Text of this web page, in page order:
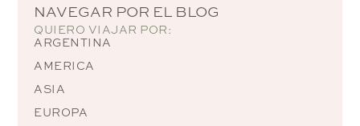
NAVEGAR POR EL BLOG
QUIERO VIAJAR POR:
ARGENTINA
AMERICA
ASIA
EUROPA